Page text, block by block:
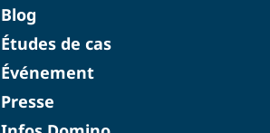
Blog
Études de cas
Événement
Presse